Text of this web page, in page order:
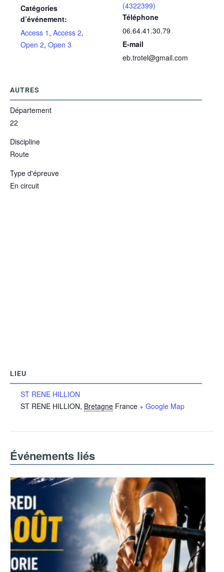
Catégories
d’événement:
Access 1 , Access 2,
Open 2, Open 3
(4322399)
Téléphone
06.64.41.30.79
E-mail
eb.trotel@gmail.com
AUTRES
Département
22
Discipline
Route
Type d'épreuve
En circuit
LIEU
ST RENE HILLION
ST RENE HILLION, Bretagne France + Google Map
Événements liés